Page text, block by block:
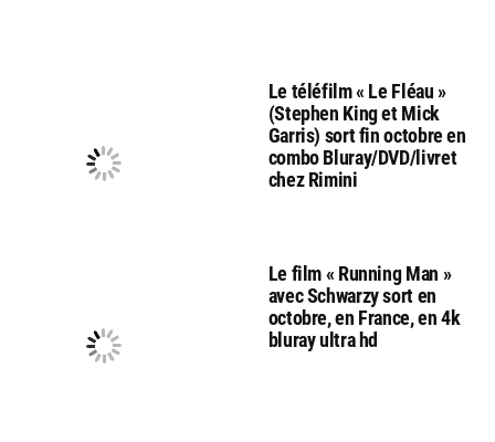
Le téléfilm « Le Fléau »
(Stephen King et Mick
Garris) sort fin octobre en
combo Bluray/DVD/livret
chez Rimini
Le film « Running Man »
avec Schwarzy sort en
octobre, en France, en 4k
bluray ultra hd